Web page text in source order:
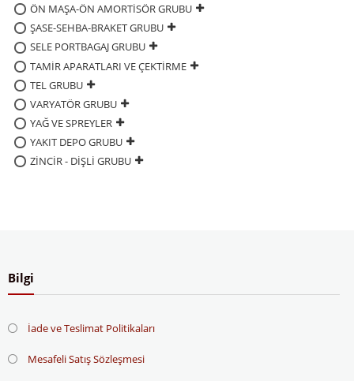
ÖN MAŞA-ÖN AMORTİSÖR GRUBU
ŞASE-SEHBA-BRAKET GRUBU
SELE PORTBAGAJ GRUBU
TAMİR APARATLARI VE ÇEKTİRME
TEL GRUBU
VARYATÖR GRUBU
YAĞ VE SPREYLER
YAKIT DEPO GRUBU
ZİNCİR - DİŞLİ GRUBU
Bilgi
İade ve Teslimat Politikaları
Mesafeli Satış Sözleşmesi